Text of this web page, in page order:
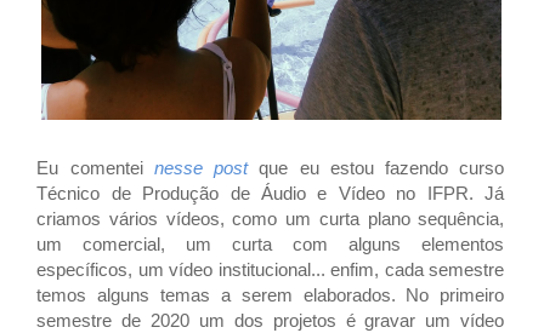
Eu comentei nesse postque eu estou fazendo curso
Técnico de Produção de Áudio e Vídeo no IFPR. Já
criamos vários vídeos, como um curta plano sequência,
um comercial, um curta com alguns elementos
específicos, um vídeo institucional... enfim, cada semestre
temos alguns temas a serem elaborados. No primeiro
semestre de 2020 um dos projetos é gravar um vídeo